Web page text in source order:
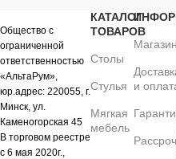
Общество с
ограниченной
ответственностью
«АльтаРум»,
юр.адрес: 220055, г.
Минск, ул.
Каменогорская 45
В торговом реестре
с 6 мая 2020г.,
КАТАЛОГ
ТОВАРОВ
Столы
Стулья
Мягкая
мебель
и